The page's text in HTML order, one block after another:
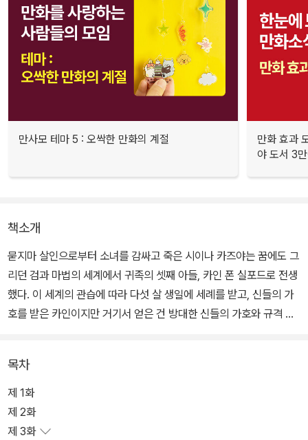
만사모 테마 5 : 오싹한 만화의 계절
만화 효과
야 도서 3
책소개
묻지마 살인으로부터 소녀를 감싸고 죽은 시이나 카즈야는 꿈에도 그
리던 검과 마법의 세계에서 귀족의 셋째 아들, 카인 폰 실포드로 전생
했다. 이 세계의 관습에 따라 다섯 살 생일에 세례를 받고, 신들의 가
호를 받은 카인이지만 거기서 얻은 건 방대한 신들의 가호와 규격 외
목차
제 1화
제 2화
제 3화